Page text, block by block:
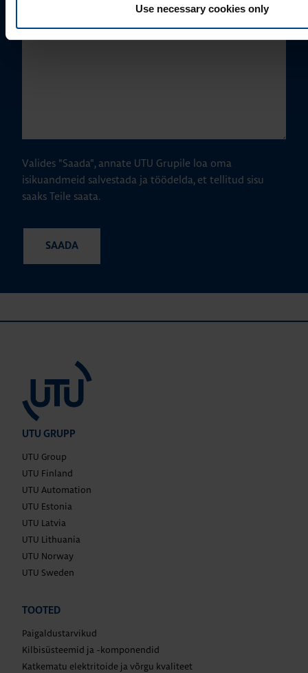
Use necessary cookies only
Valides "Saada", annate UTU Grupile loa oma
isikuandmeid salvestada ja töödelda, et tellitud sisu
saaks Teile saata.
UTU GRUPP
UTU Group
UTU Finland
UTU Automation
UTU Estonia
UTU Latvia
UTU Lithuania
UTU Norway
UTU Sweden
TOOTED
Paigaldustarvikud
Kilbisüsteemid ja -komponendid
Katkematu elektritoide ja võrgu kvaliteet